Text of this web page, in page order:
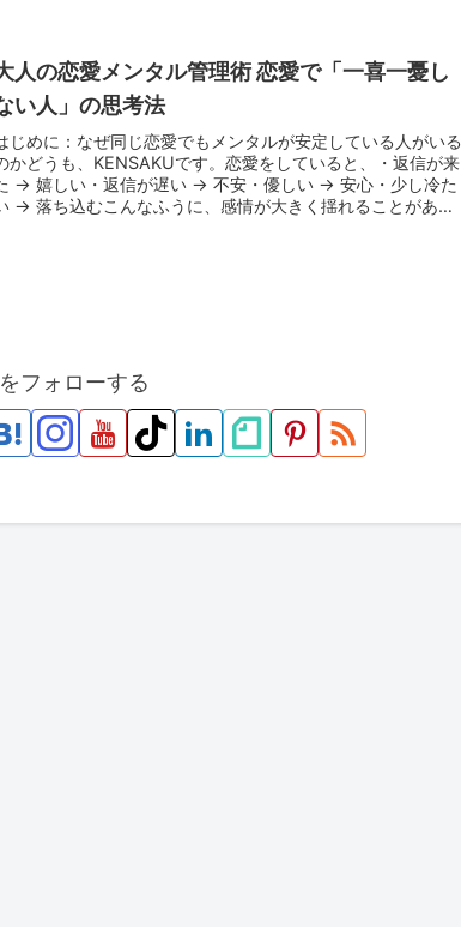
人の恋愛メンタル管理術 恋愛で「一喜一憂し
い人」の思考法
じめに：なぜ同じ恋愛でもメンタルが安定している人がいる
かどうも、KENSAKUです。恋愛をしていると、・返信が来
→ 嬉しい・返信が遅い → 不安・優しい → 安心・少し冷た
→ 落ち込むこんなふうに、感情が大きく揺れることがあり
フォローする